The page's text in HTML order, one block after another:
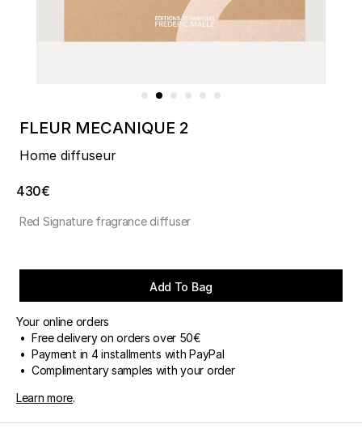
FLEUR MECANIQUE 2
Home diffuseur
430€
Red Signature fragrance diffuser
Add To Bag
Your online orders
• Free delivery on orders over 50€
• Payment in 4 installments with PayPal
• Complimentary samples with your order
Learn more.